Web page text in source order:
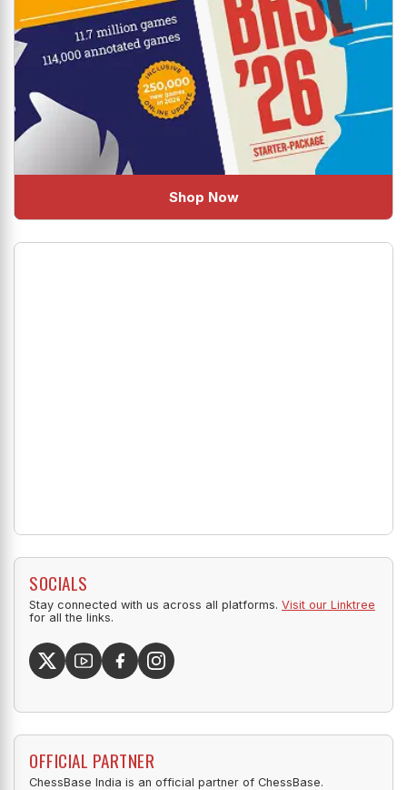
Shop Now
SOCIALS
Stay connected with us across all platforms. Visit our Linktree
for all the links.
OFFICIAL PARTNER
ChessBase India is an official partner of ChessBase.